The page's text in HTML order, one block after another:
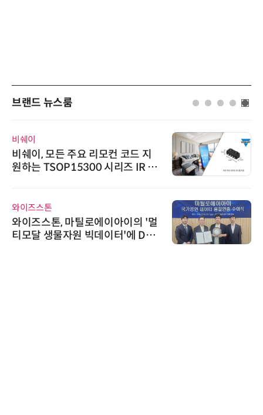
브랜드 뉴스룸
비쉐이
비쉐이, 모든 주요 리모컨 코드 지
원하는 TSOP15300 시리즈 IR 수
와이즈스톤
와이즈스톤, 마틸로에이아이의 '멀
티모달 생물자원 빅데이터'에 DQ